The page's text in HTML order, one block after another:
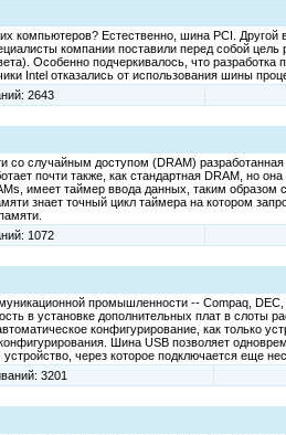
Естественно, шина PCI.
компании поставили перед собой
Особенно подчеркивалось, что
Intel отказались от использования шины
2643
случайным доступом (DRAM)
почти также, как стандартная DRAM, но
имеет таймер ввода данных, таким
знает точный цикл таймера на котором
1072
промышленности -- Compaq,
в установке дополнительных плат в
конфигурирование, как только
Шина USB позволяет
через которое подключается еще
3201